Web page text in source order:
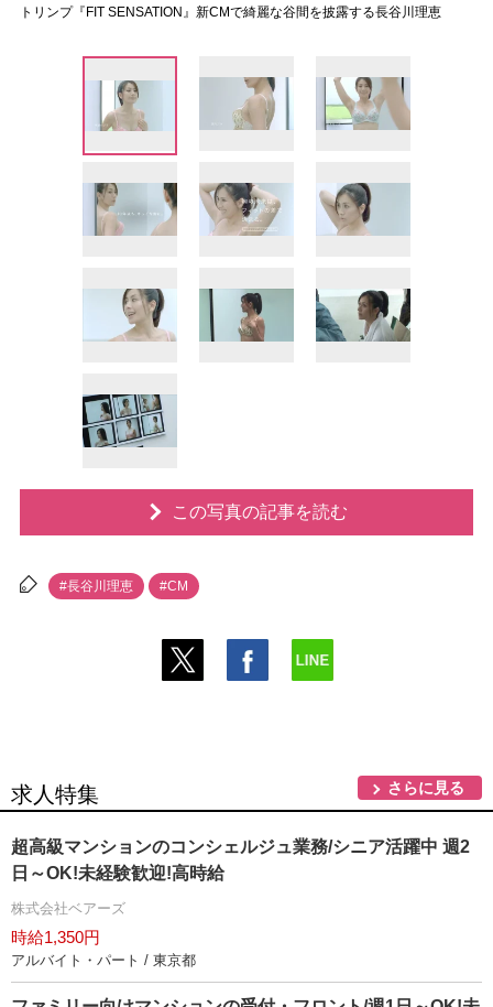
トリンプ『FIT SENSATION』新CMで綺麗な谷間を披露する長谷川理恵
この写真の記事を読む
#長谷川理恵 #CM
求人特集 さらに見る
超高級マンションのコンシェルジュ業務/シニア活躍中 週2
日～OK!未経験歓迎!高時給
株式会社ベアーズ
時給1,350円
アルバイト・パート / 東京都